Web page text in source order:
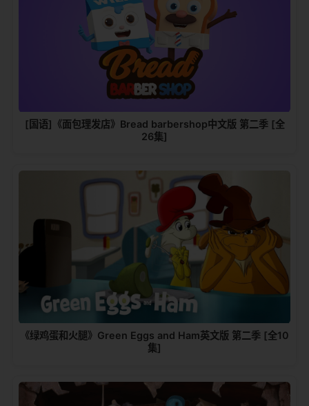
[国语]《面包理发店》Bread barbershop中文版 第二季 [全
26集]
《绿鸡蛋和火腿》Green Eggs and Ham英文版 第二季 [全10
集]